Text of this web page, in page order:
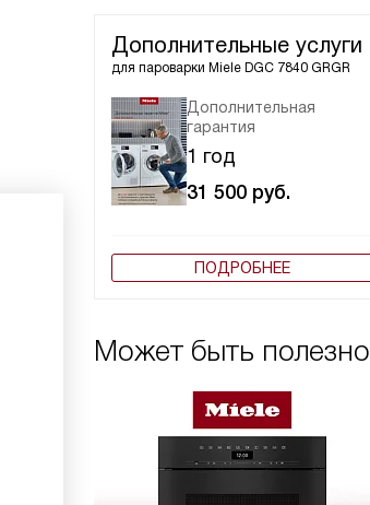
Дополнительные услуги
для пароварки Miele DGC 7840 GRGR
Дополнительная
гарантия
1 год
31 500 руб.
ПОДРОБНЕЕ
Может быть полезно